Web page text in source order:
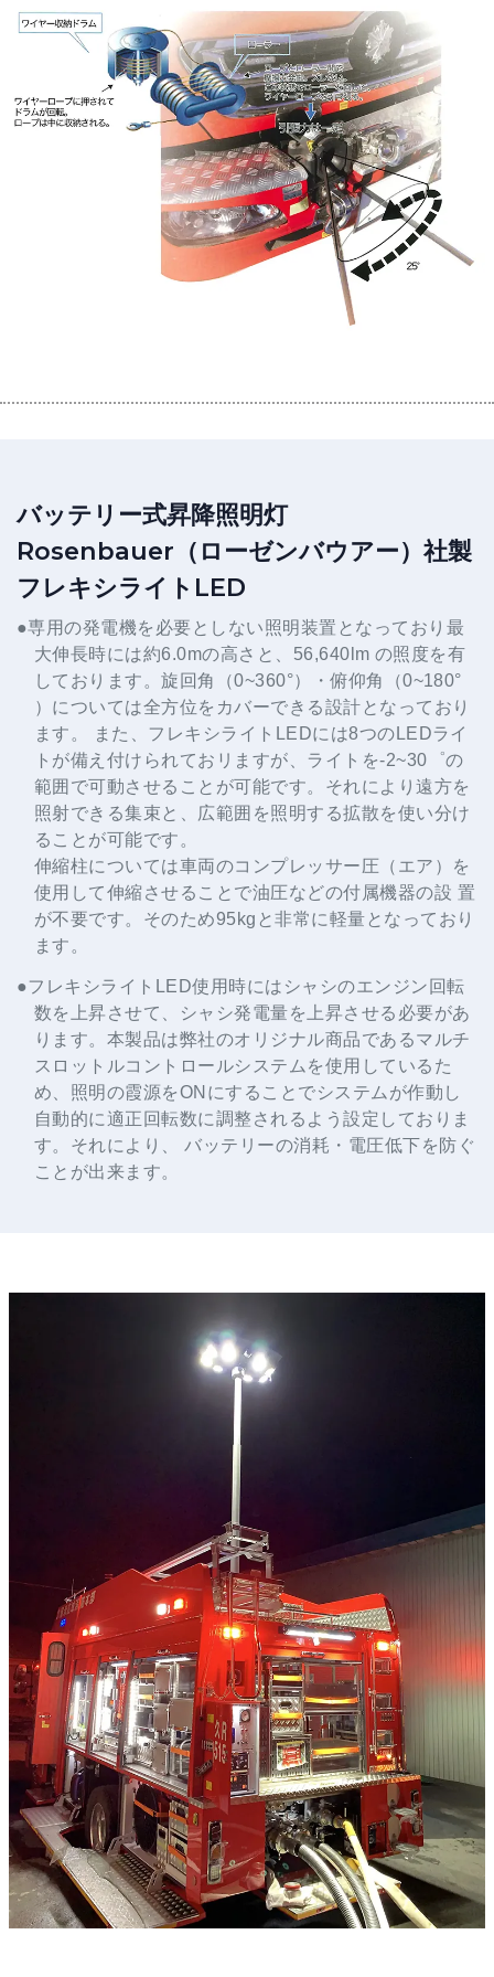
バッテリー式昇降照明灯
Rosenbauer（ローゼンバウアー）社製
フレキシライトLED
●専用の発電機を必要としない照明装置となっており最
大伸長時には約6.0mの高さと、56,640lm の照度を有
しております。旋回角（0~360°）・俯仰角（0~180°
）については全方位をカバーできる設計となっており
ます。 また、フレキシライトLEDには8つのLEDライ
トが備え付けられておリますが、ライトを-2~30゜の
範囲で可動させることが可能です。それにより遠方を
照射できる集束と、広範囲を照明する拡散を使い分け
ることが可能です。
伸縮柱については車両のコンプレッサー圧（エア）を
使用して伸縮させることで油圧などの付属機器の設 置
が不要です。そのため95kgと非常に軽量となっており
ます。
●フレキシライトLED使用時にはシャシのエンジン回転
数を上昇させて、シャシ発電量を上昇させる必要があ
ります。本製品は弊社のオリジナル商品であるマルチ
スロットルコントロールシステムを使用しているた
め、照明の霞源をONにすることでシステムが作動し
自動的に適正回転数に調整されるよう設定しておりま
す。それにより、 バッテリーの消耗・電圧低下を防ぐ
ことが出来ます。